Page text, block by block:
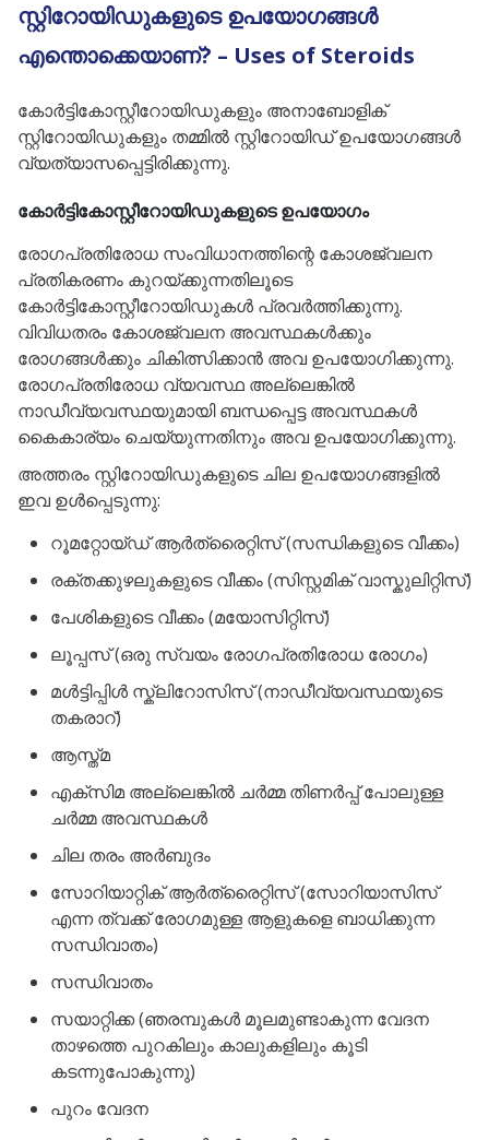
സ്റ്റിറോയിഡുകളുടെ ഉപയോഗങ്ങൾ
എന്തൊക്കെയാണ്? – Uses of Steroids
കോർട്ടികോസ്റ്റീറോയിഡുകളും അനാബോളിക്
സ്റ്റിറോയിഡുകളും തമ്മിൽ സ്റ്റിറോയിഡ് ഉപയോഗങ്ങൾ
വ്യത്യാസപ്പെട്ടിരിക്കുന്നു.
കോർട്ടികോസ്റ്റീറോയിഡുകളുടെ ഉപയോഗം
രോഗപ്രതിരോധ സംവിധാനത്തിന്റെ കോശജ്വലന
പ്രതികരണം കുറയ്ക്കുന്നതിലൂടെ
കോർട്ടികോസ്റ്റീറോയിഡുകൾ പ്രവർത്തിക്കുന്നു.
വിവിധതരം കോശജ്വലന അവസ്ഥകൾക്കും
രോഗങ്ങൾക്കും ചികിത്സിക്കാൻ അവ ഉപയോഗിക്കുന്നു.
രോഗപ്രതിരോധ വ്യവസ്ഥ അല്ലെങ്കിൽ
നാഡീവ്യവസ്ഥയുമായി ബന്ധപ്പെട്ട അവസ്ഥകൾ
കൈകാര്യം ചെയ്യുന്നതിനും അവ ഉപയോഗിക്കുന്നു.
അത്തരം സ്റ്റിറോയിഡുകളുടെ ചില ഉപയോഗങ്ങളിൽ
ഇവ ഉൾപ്പെടുന്നു:
റൂമറ്റോയ്ഡ് ആർത്രൈറ്റിസ് (സന്ധികളുടെ വീക്കം)
രക്തക്കുഴലുകളുടെ വീക്കം (സിസ്റ്റമിക് വാസ്കുലിറ്റിസ്)
പേശികളുടെ വീക്കം (മയോസിറ്റിസ്)
ലൂപ്പസ് (ഒരു സ്വയം രോഗപ്രതിരോധ രോഗം)
മൾട്ടിപ്പിൾ സ്ക്ലിറോസിസ് (നാഡീവ്യവസ്ഥയുടെ
തകരാറ്)
ആസ്ത്മ
എക്സിമ അല്ലെങ്കിൽ ചർമ്മ തിണർപ്പ് പോലുള്ള
ചർമ്മ അവസ്ഥകൾ
ചില തരം അർബുദം
സോറിയാറ്റിക് ആർത്രൈറ്റിസ് (സോറിയാസിസ്
എന്ന ത്വക്ക് രോഗമുള്ള ആളുകളെ ബാധിക്കുന്ന
സന്ധിവാതം)
സന്ധിവാതം
സയാറ്റിക്ക (ഞരമ്പുകൾ മൂലമുണ്ടാകുന്ന വേദന
താഴത്തെ പുറകിലും കാലുകളിലും കൂടി
കടന്നുപോകുന്നു)
പുറം വേദന